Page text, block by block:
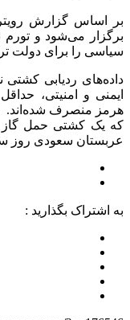
بر اساس گزارش
برگزار می‌شود و تورم
سیاسی را برای دولت
داده‌های ردیابی
ایمنی و امنیتی،
هرمز منصرف شده‌اند.
که یک کشتی حمل گاز
عربستان سعودی روز
به اشتراک بگذارید :